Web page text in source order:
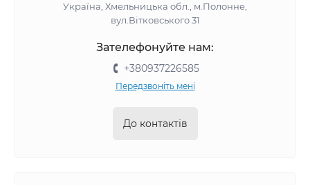
Україна, Хмельницька обл., м.Полонне,
вул.Вітковського 31
Зателефонуйте нам:
+380937226585
Передзвоніть мені
До контактів